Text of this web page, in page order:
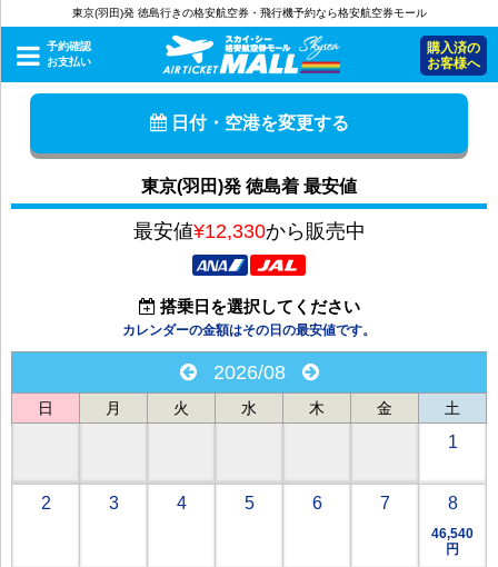
東京(羽田)発 徳島行きの格安航空券・飛行機予約なら格安航空券モール
予約確認
お支払い
購入済の
お客様へ
日付・空港を変更する
東京(羽田)発 徳島着 最安値
最安値¥12,330から販売中
搭乗日を選択してください
カレンダーの金額はその日の最安値です。
2026/08
日 月 火 水 木 金 土
1
2 3 4 5 6 7 8
46,540
円